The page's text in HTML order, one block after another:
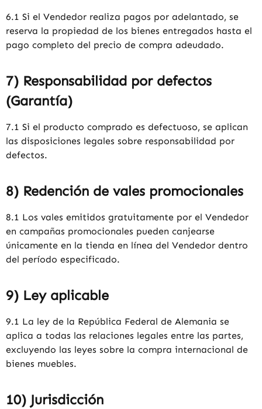
6.1 Si el Vendedor realiza pagos por adelantado, se
reserva la propiedad de los bienes entregados hasta el
pago completo del precio de compra adeudado.
7) Responsabilidad por defectos
(Garantía)
7.1 Si el producto comprado es defectuoso, se aplican
las disposiciones legales sobre responsabilidad por
defectos.
8) Redención de vales promocionales
8.1 Los vales emitidos gratuitamente por el Vendedor
en campañas promocionales pueden canjearse
únicamente en la tienda en línea del Vendedor dentro
del período especificado.
9) Ley aplicable
9.1 La ley de la República Federal de Alemania se
aplica a todas las relaciones legales entre las partes,
excluyendo las leyes sobre la compra internacional de
bienes muebles.
10) Jurisdicción